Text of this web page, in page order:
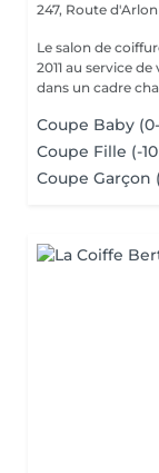
247, Route d'Arlon
Le salon de
2011 au service
dans un cadre
Coupe Baby
Coupe Fille (-
Coupe Garçon